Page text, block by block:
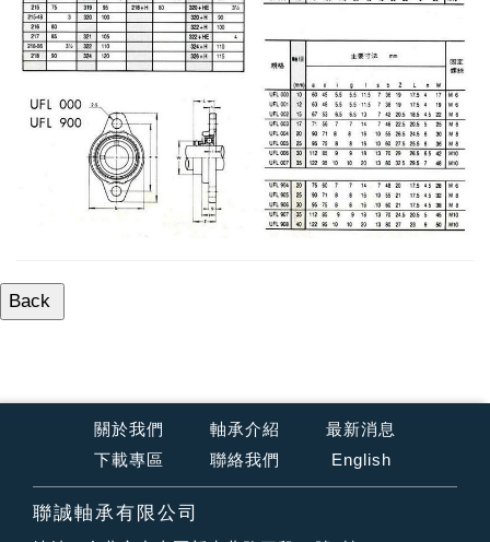
關於我們 軸承介紹
最新消息
下載專區
聯絡我們 English
聯誠軸承有限公司